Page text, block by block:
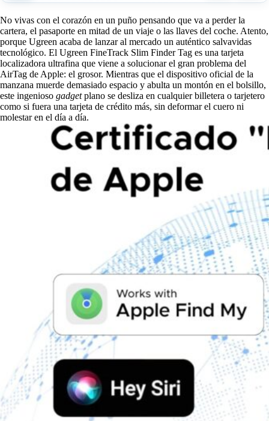
No vivas con el corazón en un puño pensando que va a perder la
cartera, el pasaporte en mitad de un viaje o las llaves del coche. Atento,
porque Ugreen acaba de lanzar al mercado un auténtico salvavidas
tecnológico. El Ugreen FineTrack Slim Finder Tag es una tarjeta
localizadora ultrafina que viene a solucionar el gran problema del
AirTag de Apple: el grosor. Mientras que el dispositivo oficial de la
manzana muerde demasiado espacio y abulta un montón en el bolsillo,
este ingenioso gadgetplano se desliza en cualquier billetera o tarjetero
como si fuera una tarjeta de crédito más, sin deformar el cuero ni
molestar en el día a día.